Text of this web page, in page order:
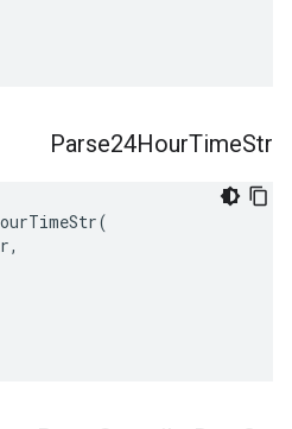
Parse24HourTimeStr
(
,